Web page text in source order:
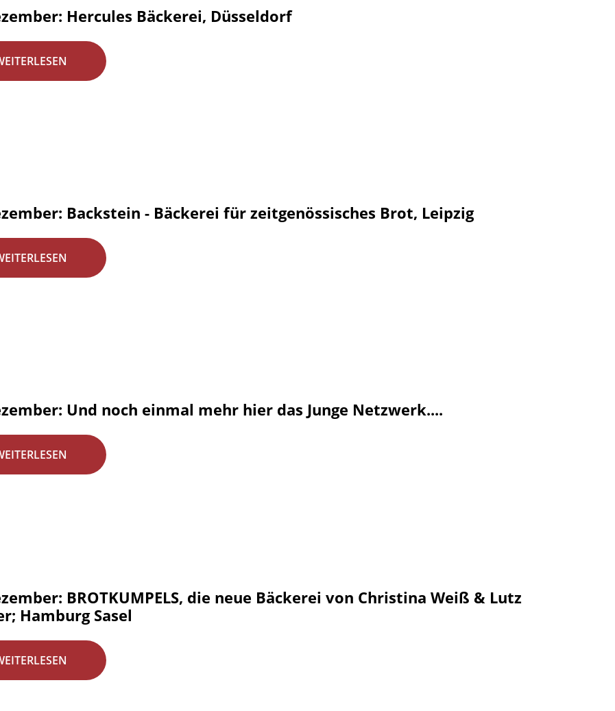
Hercules Bäckerei, Düsseldorf
Backstein - Bäckerei für zeitgenössisches Brot, Leipzig
Und noch einmal mehr hier das Junge Netzwerk....
BROTKUMPELS, die neue Bäckerei von Christina Weiß & Lutz
Hamburg Sasel